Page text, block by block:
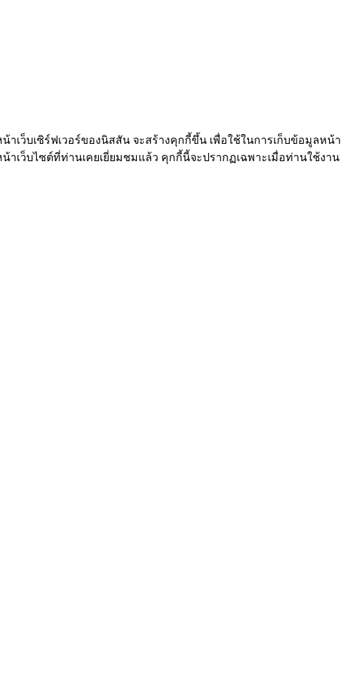
เว็บเซิร์ฟเวอร์ของนิสสัน จะสร้างคุกกี้ขึ้น เพื่อใช้ในการเก็บข้อมูลหน้า
าเว็บไซต์ที่ท่านเคยเยี่ยมชมแล้ว คุกกี้นี้จะปรากฏเฉพาะเมื่อท่านใช้งาน